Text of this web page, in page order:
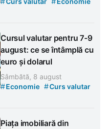
Cursul valutar pentru 7-9
august: ce se întâmplă cu
euro și dolarul
Sâmbătă, 8 august
#Economie #Curs valutar
Piața imobiliară din